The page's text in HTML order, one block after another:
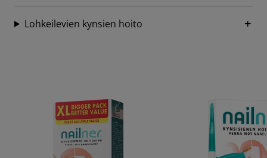
Lohkeilevien kynsien hoito